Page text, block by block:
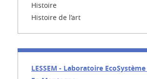
Histoire
Histoire de l’art
LESSEM - Laboratoire